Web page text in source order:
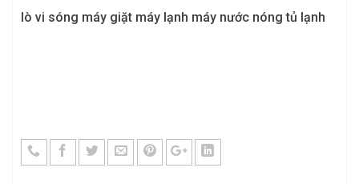
lò vi sóng máy giặt máy lạnh máy nước nóng tủ lạnh